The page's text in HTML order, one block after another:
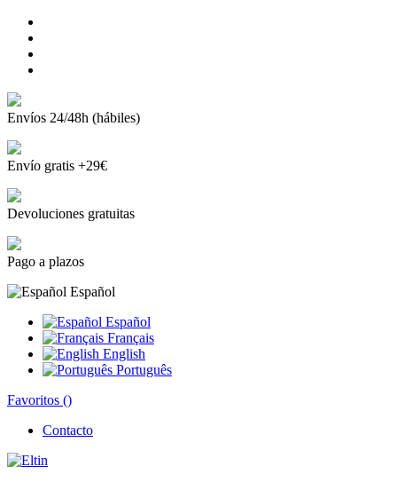
Envíos 24/48h (hábiles)
Envío gratis +29€
Devoluciones gratuitas
Pago a plazos
Español
Español
Français
English
Português
Favoritos ()
Contacto